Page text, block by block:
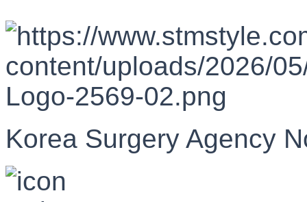
Korea Surgery Agency